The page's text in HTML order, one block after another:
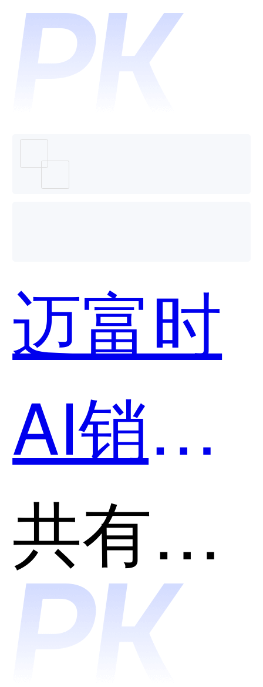
和企典-
CRM哪
个好
用？
迈富时
AI销售
智能体
和
共有分类：智能销售自动化管理系统(SFA)